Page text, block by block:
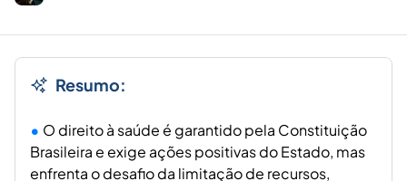
Resumo:
O direito à saúde é garantido pela Constituição
Brasileira e exige ações positivas do Estado, mas
enfrenta o desafio da limitação de recursos,